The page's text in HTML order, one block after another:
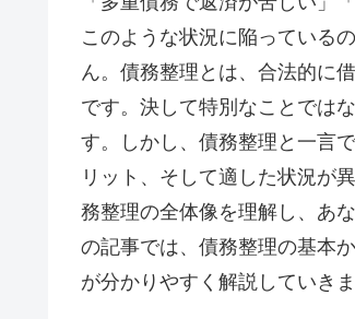
このような状況に陥っている
ん。債務整理とは、合法的に
です。決して特別なことでは
す。しかし、債務整理と一言
リット、そして適した状況が
務整理の全体像を理解し、あ
の記事では、債務整理の基本
が分かりやすく解説していきま